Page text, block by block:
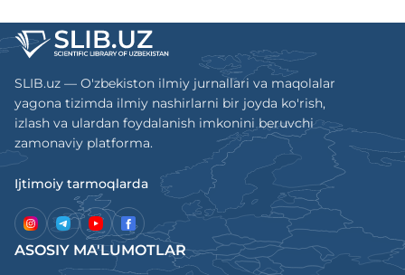
nashrlar ro‘yhatiga kiritilgan.
“Mashinasozlik” ilmiy-texnika jurnali
O‘zbekiston Respublikasi Аxborot va
ommaviy kommunikatsiyalar agentligining
2020-yil 28-fevraldagi 04-53-raqamli
guvohnomasiga binoan chop etiladi.
SLIB.uz — O'zbekiston ilmiy jurnallari va maqolalar
yagona tizimda ilmiy nashirlarni bir joyda ko'rish,
izlash va ulardan foydalanish imkonini beruvchi
zamonaviy platforma.
Ijtimoiy tarmoqlarda
ASOSIY MA'LUMOTLAR